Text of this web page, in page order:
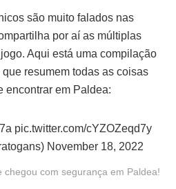
são muito falados nas
por aí as múltiplas
Aqui está uma compilação
resumem todas as coisas
encontrar em Paldea:
pic.twitter.com/cYZOZeqd7y
November 18, 2022
com segurança em Paldea!